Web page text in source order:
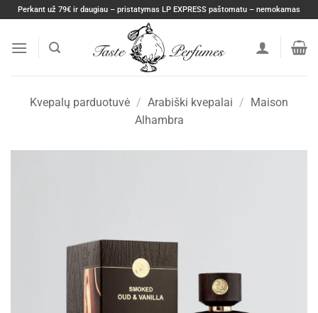
Skip
content
Perkant už 79€ ir daugiau – pristatymas LP EXPRESS paštomatu – nemokamas
Kvepalų parduotuvė / Arabiški kvepalai / Maison
Alhambra